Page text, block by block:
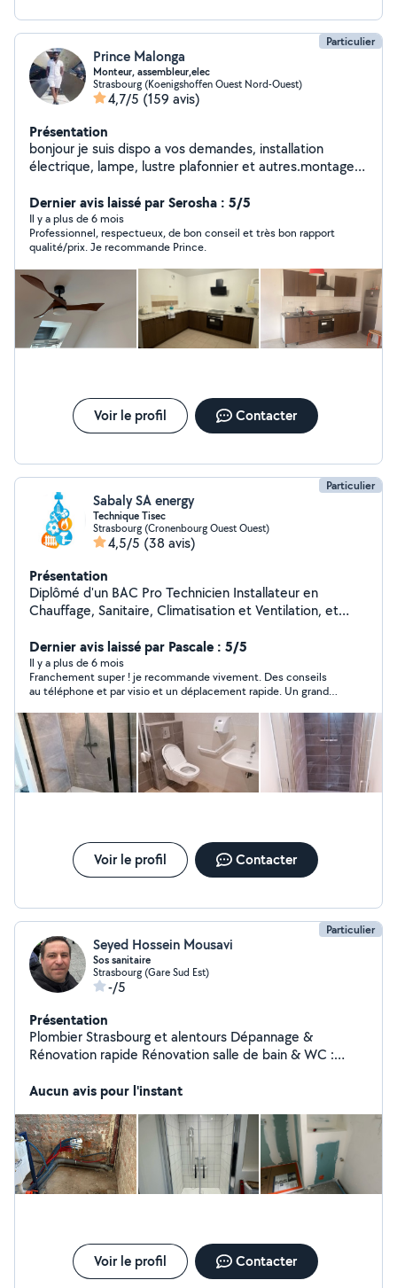
Particulier
Prince Malonga
Monteur, assembleur,elec
Strasbourg (Koenigshoffen Ouest Nord-Ouest)
4,7/5 (159 avis)
Présentation
bonjour je suis dispo a vos demandes, installation
électrique, lampe, lustre plafonnier et autres.montage
plomberie
Dernier avis laissé par Serosha : 5/5
Il y a plus de 6 mois
Professionnel, respectueux, de bon conseil et très bon rapport
qualité/prix. Je recommande Prince.
Voir le profil Contacter
Particulier
Sabaly SA energy
Technique Tisec
Strasbourg (Cronenbourg Ouest Ouest)
4,5/5 (38 avis)
Présentation
Diplômé d'un BAC Pro Technicien Installateur en
Chauffage, Sanitaire, Climatisation et Ventilation, et
domaine. Reconnu pour mon sérieux, ma rigueur et mon
travail honnête , je m'engage à fournir des prestations
de qualité, en respectant les normes et les délais. Ma
polyvalence et mon expertise me permettent de
m'adapter à divers projets, tout en garantissant un
travail soigné et professionnel.
Dernier avis laissé par Pascale : 5/5
Il y a plus de 6 mois
Franchement super ! je recommande vivement. Des conseils
au téléphone et par visio et un déplacement rapide. Un grand
Voir le profil Contacter
Particulier
Seyed Hossein Mousavi
Sos sanitaire
Strasbourg (Gare Sud Est)
-/5
Présentation
Plombier Strasbourg et alentours Dépannage &
Rénovation rapide Rénovation salle de bain & WC :
suspendu, baignoire, modernisation équipements
débouchage, robinet, lavabo, siphon, radiateur, chauffe-
eau, flexible douche Chauffage & équipements :
installation et réparation radiateur, entretien et
remplacement chauffe-eau / ballon Petits travaux :
remplacement joints, réparations rapides, entretien
alentours Réponse rapide assurée
Aucun avis pour l'instant
Voir le profil Contacter